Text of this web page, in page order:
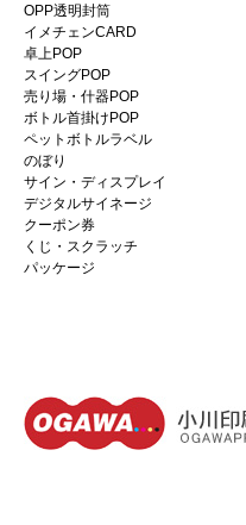
OPP透明封筒
イメチェンCARD
卓上POP
スイングPOP
売り場・什器POP
ボトル首掛けPOP
ペットボトルラベル
のぼり
サイン・ディスプレイ
デジタルサイネージ
クーポン券
くじ・スクラッチ
パッケージ